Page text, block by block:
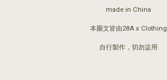
made in China
本圖文皆由28A x Clothing
自行製作，切勿盜用